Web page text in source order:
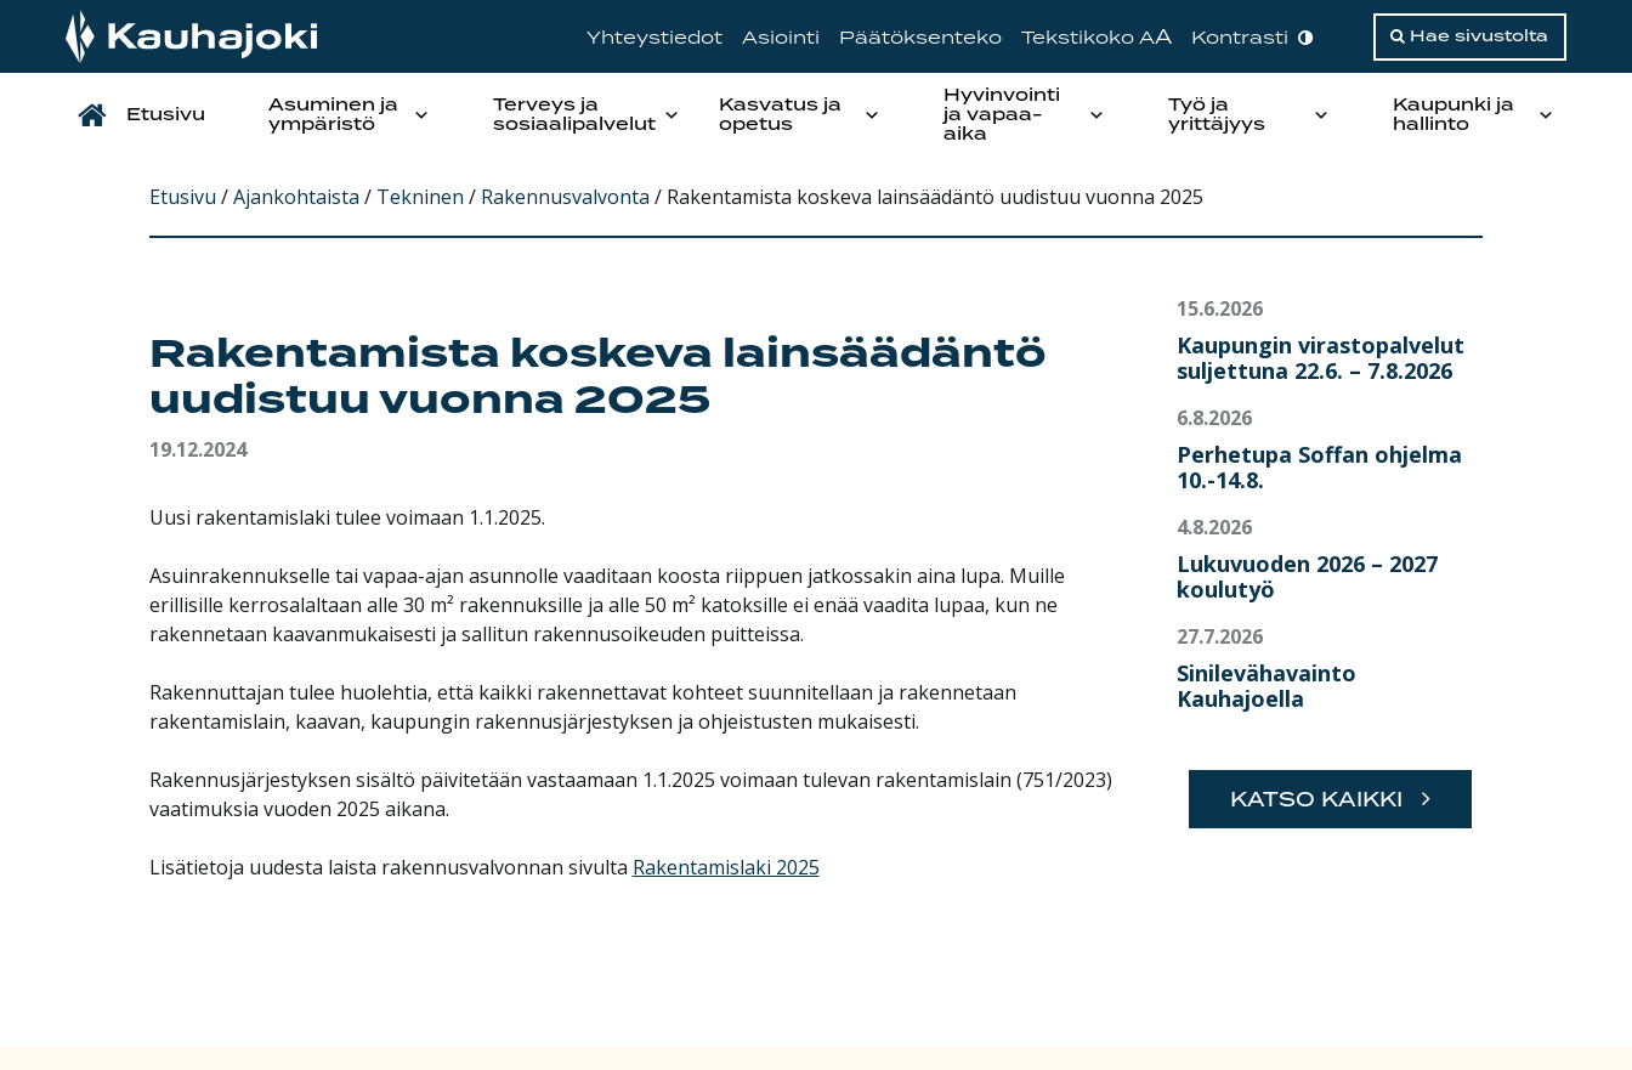
Yhteystiedot Asiointi Päätöksenteko Tekstikoko AA Kontrasti Hae sivustolta
Päävalikko
Etusivu Asuminen ja
ympäristö
Terveys ja
sosiaalipalvelut
Kasvatus ja
opetus
Hyvinvointi
ja vapaa-
aika
Työ ja
yrittäjyys
Kaupunki ja
hallinto
Etusivu /Ajankohtaista / Tekninen / Rakennusvalvonta / Rakentamista koskeva lainsäädäntö uudistuu vuonna 2025
Rakentamista koskeva lainsäädäntö
uudistuu vuonna 2025
19.12.2024
Uusi rakentamislaki tulee voimaan 1.1.2025.
Asuinrakennukselle tai vapaa-ajan asunnolle vaaditaan koosta riippuen jatkossakin aina lupa. Muille
erillisille kerrosalaltaan alle 30 m² rakennuksille ja alle 50 m² katoksille ei enää vaadita lupaa, kun ne
rakennetaan kaavanmukaisesti ja sallitun rakennusoikeuden puitteissa.
Rakennuttajan tulee huolehtia, että kaikki rakennettavat kohteet suunnitellaan ja rakennetaan
rakentamislain, kaavan, kaupungin rakennusjärjestyksen ja ohjeistusten mukaisesti.
Rakennusjärjestyksen sisältö päivitetään vastaamaan 1.1.2025 voimaan tulevan rakentamislain (751/2023)
vaatimuksia vuoden 2025 aikana.
Lisätietoja uudesta laista rakennusvalvonnan sivulta Rakentamislaki 2025
15.6.2026
Kaupungin virastopalvelut
suljettuna 22.6. – 7.8.2026
6.8.2026
Perhetupa Soffan ohjelma
10.-14.8.
4.8.2026
Lukuvuoden 2026 – 2027
koulutyö
27.7.2026
Sinilevähavainto
Kauhajoella
KATSO KAIKKI